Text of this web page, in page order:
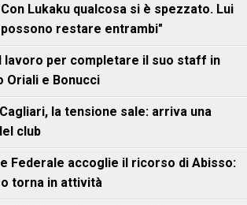
Lukaku qualcosa si è spezzato. Lui
possono restare entrambi"
lavoro per completare il suo staff in
Oriali e Bonucci
la tensione sale: arriva una
club
Federale accoglie il ricorso di Abisso:
torna in attività